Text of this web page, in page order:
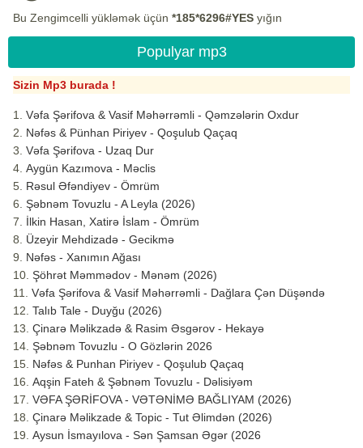
Bu Zengimcelli yükləmək üçün *185*6296#YES yığın
Populyar mp3
Sizin Mp3 burada !
Vəfa Şərifova & Vasif Məhərrəmli - Qəmzələrin Oxdur
Nəfəs & Pünhan Piriyev - Qoşulub Qaçaq
Vəfa Şərifova - Uzaq Dur
Aygün Kazımova - Məclis
Rəsul Əfəndiyev - Ömrüm
Şəbnəm Tovuzlu - A Leyla (2026)
İlkin Hasan, Xatirə İslam - Ömrüm
Üzeyir Mehdizadə - Gecikmə
Nəfəs - Xanımın Ağası
Şöhrət Məmmədov - Mənəm (2026)
Vəfa Şərifova & Vasif Məhərrəmli - Dağlara Çən Düşəndə
Talıb Tale - Duyğu (2026)
Çinarə Məlikzadə & Rasim Əsgərov - Hekayə
Şəbnəm Tovuzlu - O Gözlərin 2026
Nəfəs & Punhan Piriyev - Qoşulub Qaçaq
Aqşin Fateh & Şəbnəm Tovuzlu - Dəlisiyəm
VƏFA ŞƏRİFOVA - VƏTƏNİMƏ BAĞLIYAM (2026)
Çinarə Məlikzade & Topic - Tut Əlimdən (2026)
Aysun İsmayılova - Sən Şamsan Əgər (2026